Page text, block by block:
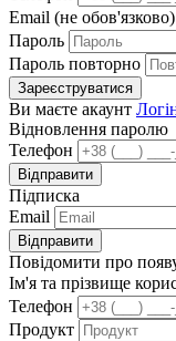
Email (не обов'язково)
Пароль
Пароль повторно
Зареєструватися
Ви маєте акаунт
Відновлення паролю
Телефон
Відправити
Підписка
Email
Відправити
Повідомити про
Ім'я та прізвище
Телефон
Продукт